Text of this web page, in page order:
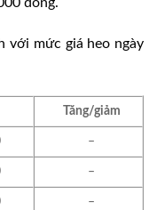
với mức giá heo ngày
Tăng/giảm
–
–
–